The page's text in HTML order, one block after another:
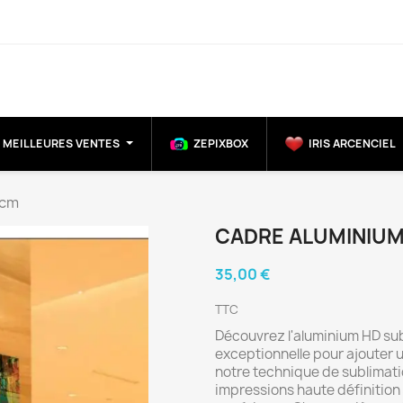
MEILLEURES VENTES ZEPIXBOX IRIS ARCENCIEL
CADRE
35,00 €
TTC
Découvrez l'aluminium HD
exceptionnelle pour ajouter
notre technique de
impressions haute